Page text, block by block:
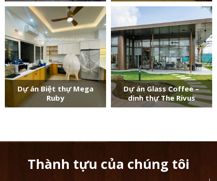
Dự án Biệt thự Mega
Ruby
Dự án Glass Coffee –
dinh thự The Rivus
Thành tựu của chúng tôi